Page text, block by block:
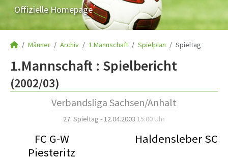
Offizielle Homepage
Männer Archiv 1.Mannschaft Spielplan Spieltag
1.Mannschaft : Spielbericht
(2002/03)
Verbandsliga Sachsen/Anhalt
27. Spieltag - 12.04.2003 15:00 Uhr
FC G-W
Piesteritz
Haldensleber SC